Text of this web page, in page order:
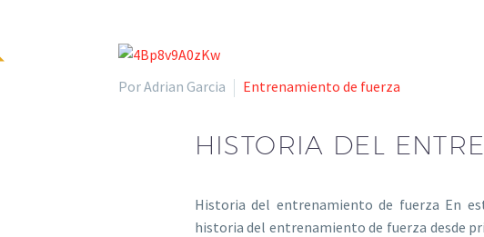
Por Adrian Garcia Entrenamiento de fuerza
HISTORIA DEL
Historia del entrenamiento de fuerza En
historia del entrenamiento de fuerza desde